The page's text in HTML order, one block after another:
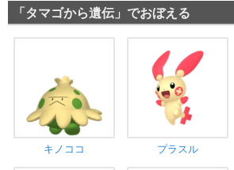
「タマゴから遺伝」でおぼえる
キノココ プラスル